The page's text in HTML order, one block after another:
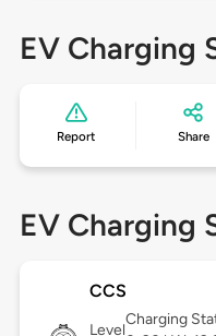
EV Charging
Report Share
EV Charging
CCS
Level
Charging